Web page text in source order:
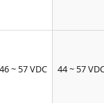
46 ~ 57 VDC 44 ~ 57